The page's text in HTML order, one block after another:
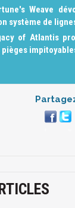
Weave
système de
of Atlantis